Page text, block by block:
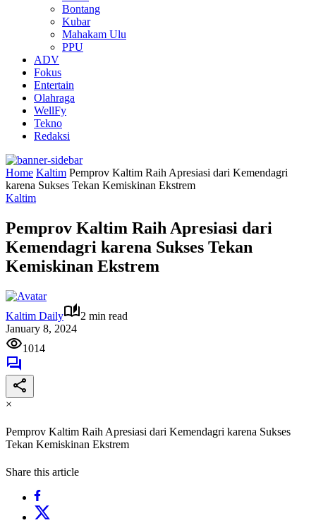
Bontang
Kubar
Mahakam Ulu
PPU
ADV
Fokus
Entertain
Olahraga
WellFy
Tekno
Redaksi
Home Kaltim Pemprov Kaltim Raih Apresiasi dari Kemendagri
karena Sukses Tekan Kemiskinan Ekstrem
Kaltim
Pemprov Kaltim Raih Apresiasi dari
Kemendagri karena Sukses Tekan
Kemiskinan Ekstrem
Kaltim Daily
2 min read
January 8, 2024
1014
×
Pemprov Kaltim Raih Apresiasi dari Kemendagri karena Sukses
Tekan Kemiskinan Ekstrem
Share this article